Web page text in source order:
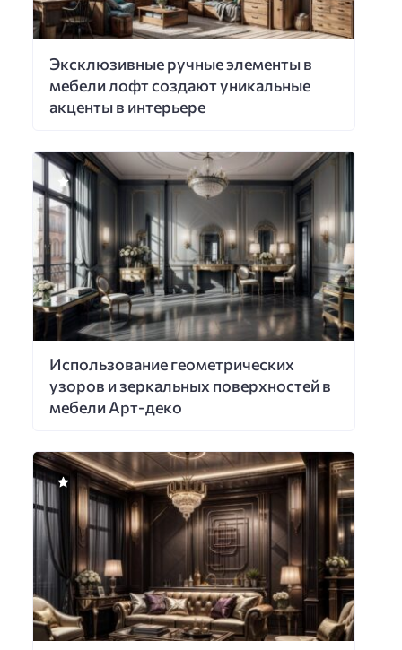
Эксклюзивные ручные элементы в
мебели лофт создают уникальные
акценты в интерьере
Использование геометрических
узоров и зеркальных поверхностей в
мебели Арт-деко